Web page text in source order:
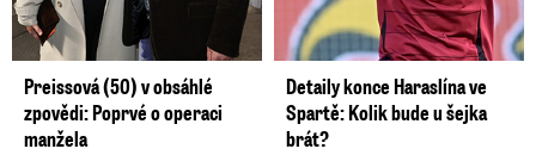
Preissová (50) v obsáhlé
zpovědi: Poprvé o operaci
manžela
Detaily konce Haraslína ve
Spartě: Kolik bude u šejka
brát?